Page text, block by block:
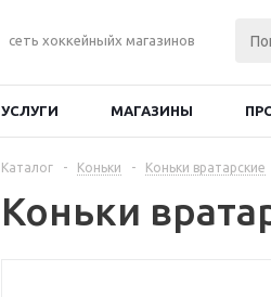
сеть хоккейныйх магазинов
УСЛУГИ МАГАЗИНЫ
Каталог - Коньки - Коньки вратарские
Коньки